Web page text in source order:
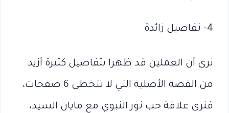
4- تفاصيل زائدة
نرى أن العملين قد ظهرا بتفاصيل كثيرة أزيد
من القصة الأصلية التي لا تتخطى 6 صفحات،
فنرى علاقة حب نور النبوي مع مايان السيد،